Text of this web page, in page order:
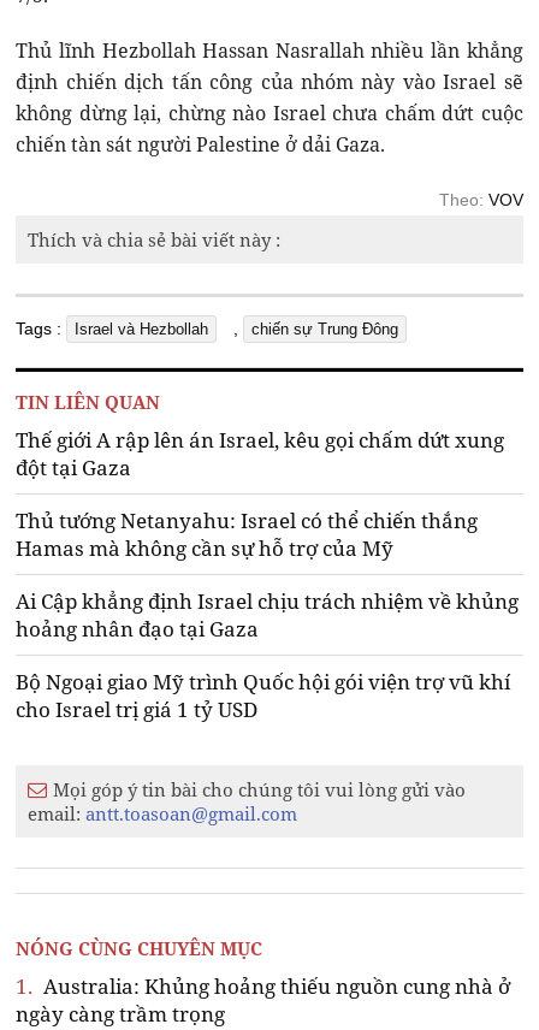
Thủ lĩnh Hezbollah Hassan Nasrallah nhiều lần khẳng
định chiến dịch tấn công của nhóm này vào Israel sẽ
không dừng lại, chừng nào Israel chưa chấm dứt cuộc
chiến tàn sát người Palestine ở dải Gaza.
Theo: VOV
Thích và chia sẻ bài viết này :
Tags : Israel và Hezbollah , chiến sự Trung Đông
TIN LIÊN QUAN
Thế giới A rập lên án Israel, kêu gọi chấm dứt xung
đột tại Gaza
Thủ tướng Netanyahu: Israel có thể chiến thắng
Hamas mà không cần sự hỗ trợ của Mỹ
Ai Cập khẳng định Israel chịu trách nhiệm về khủng
hoảng nhân đạo tại Gaza
Bộ Ngoại giao Mỹ trình Quốc hội gói viện trợ vũ khí
cho Israel trị giá 1 tỷ USD
Mọi góp ý tin bài cho chúng tôi vui lòng gửi vào
email:antt.toasoan@gmail.com
NÓNG CÙNG CHUYÊN MỤC
1. Australia: Khủng hoảng thiếu nguồn cung nhà ở
ngày càng trầm trọng